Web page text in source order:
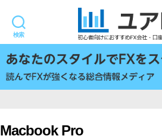
検索
ユ
ア
FX
Macbook Pro